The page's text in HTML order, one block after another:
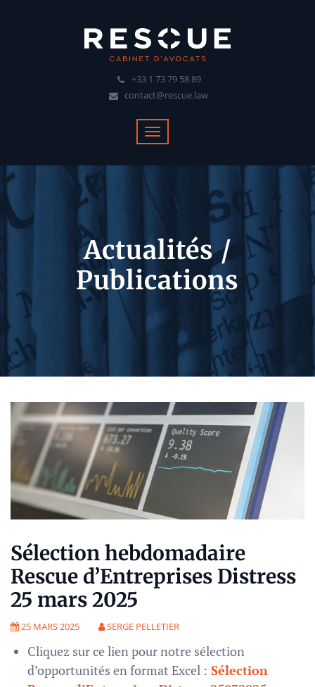
+33 1 73 79 58 89
contact@rescue.law
Actualités /
Publications
Sélection hebdomadaire
Rescue d’Entreprises Distress
25 mars 2025
25 MARS 2025 SERGE PELLETIER
Cliquez sur ce lien pour notre sélection
d’opportunités en format Excel : Sélection